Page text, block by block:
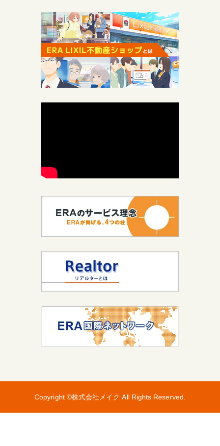
Copyright ©株式会社メイク All Rights Reserved.